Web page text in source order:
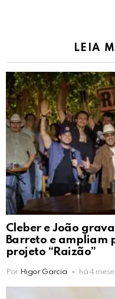
LEIA
Cleber e João
Barreto e ampliam
projeto “Raizão”
Por Higor Garcia há 4